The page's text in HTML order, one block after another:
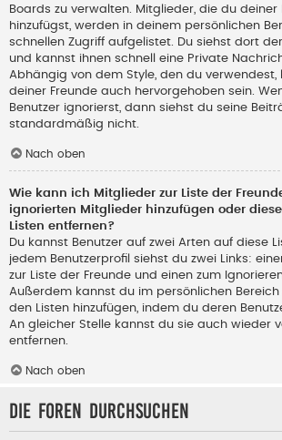
Boards zu verwalten. Mitglieder, die du deiner
hinzufügst, werden in deinem persönlichen
schnellen Zugriff aufgelistet. Du siehst dort
und kannst ihnen schnell eine Private
Abhängig von dem Style, den du verwendest,
deiner Freunde auch hervorgehoben sein.
Benutzer ignorierst, dann siehst du seine
standardmäßig nicht.
Nach oben
Wie kann ich Mitglieder zur Liste der
ignorierten Mitglieder hinzufügen oder
Listen entfernen?
Du kannst Benutzer auf zwei Arten auf diese
jedem Benutzerprofil siehst du zwei Links:
zur Liste der Freunde und einen zum
Außerdem kannst du im persönlichen Bereich
den Listen hinzufügen, indem du deren
An gleicher Stelle kannst du sie auch wieder
entfernen.
Nach oben
Die Foren durchsuchen